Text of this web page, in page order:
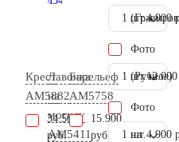
Крест
AM5882
34.500
руб.
Лавочка
на
могилу
AM5411
Барельеф
AM5758
15.900
руб.
1 шт.4.900
Фото
(Ручное)
1 шт.
Фото
на
1 шт. 4.900